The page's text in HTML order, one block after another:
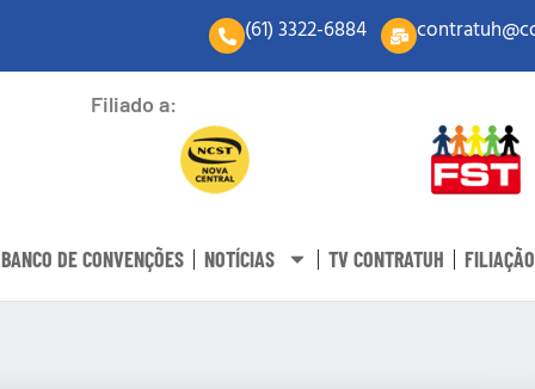
(61) 3322-6884
Filiado a:
BANCO DE CONVENÇÕES NOTÍCIAS TV CONTRATUH FILIAÇÃO